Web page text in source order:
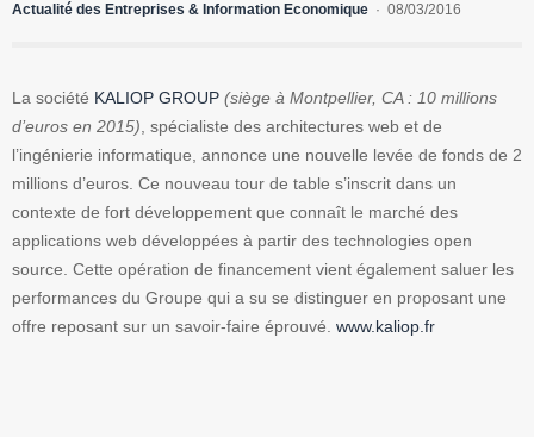
Actualité des Entreprises & Information Economique 08/03/2016
La société KALIOP GROUP (siège à Montpellier, CA : 10 millions
d’euros en 2015), spécialiste des architectures web et de
l’ingénierie informatique, annonce une nouvelle levée de fonds de 2
millions d’euros. Ce nouveau tour de table s’inscrit dans un
contexte de fort développement que connaît le marché des
applications web développées à partir des technologies open
source. Cette opération de financement vient également saluer les
performances du Groupe qui a su se distinguer en proposant une
offre reposant sur un savoir-faire éprouvé. www.kaliop.fr